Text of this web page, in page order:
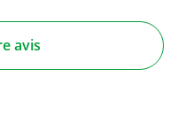
avis